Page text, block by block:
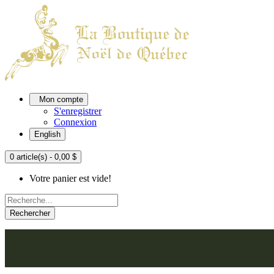
Mon compte
S'enregistrer
Connexion
English
0 article(s) - 0,00 $
Votre panier est vide!
Rechercher